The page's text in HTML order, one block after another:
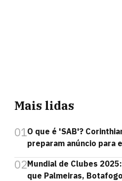
Mais lidas
01O que é 'SAB'?
preparam anúncio para
02Mundial de Clubes
que Palmeiras,